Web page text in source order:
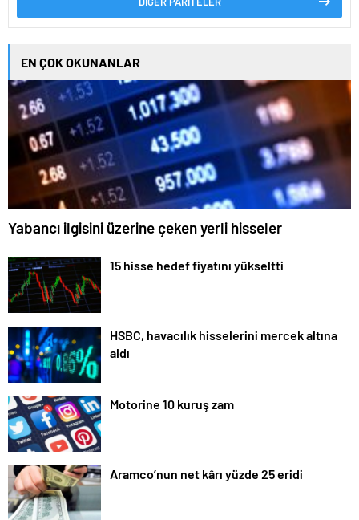
EN ÇOK OKUNANLAR
Yabancı ilgisini üzerine çeken yerli hisseler
15 hisse hedef fiyatını yükseltti
HSBC, havacılık hisselerini mercek altına
aldı
Motorine 10 kuruş zam
Aramco’nun net kârı yüzde 25 eridi